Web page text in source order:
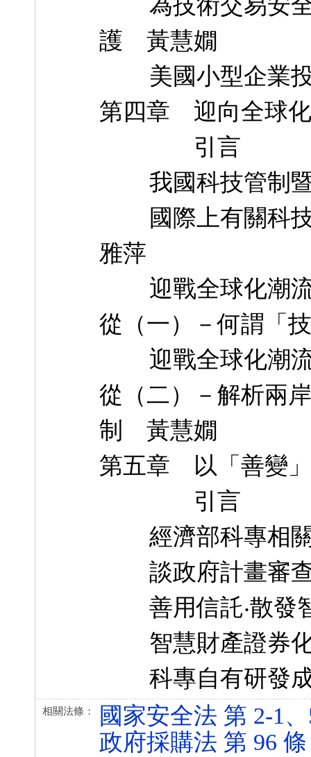
為技術交易安全
護 黃慧嫺
美國小型企業投
第四章 迎向全球
引言
我國科技管制暨
國際上有關科技
雅萍
迎戰全球化潮流
從（一）－何謂「
迎戰全球化潮流
從（二）－解析兩
制 黃慧嫺
第五章 以「善變
引言
經濟部科專相關
談政府計畫審查
善用信託‧散發
智慧財產證券化
科專自有研發成
相關法條：
國家安全法 第 2-1
政府採購法 第 96 條